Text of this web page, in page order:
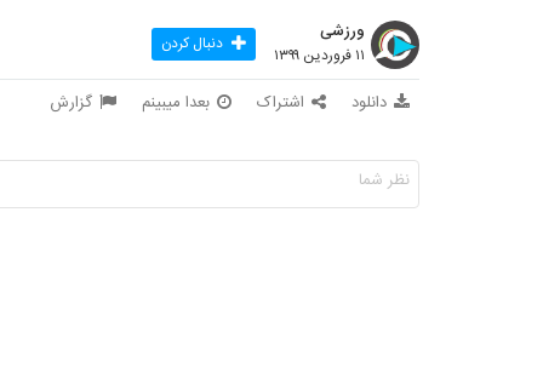
ورزشی
۱۱ فروردین ۱۳۹۹ دنبال کردن
دانلود اشتراک بعدا میبینم گزارش